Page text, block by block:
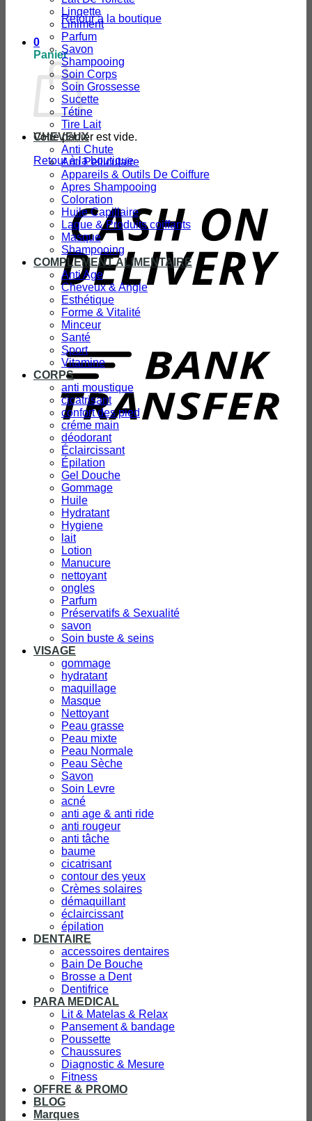
Retour à la boutique
0
Panier
Votre panier est vide.
Retour à la boutique
Lingette
Liniment
Parfum
Savon
Shampooing
Soin Corps
Soin Grossesse
Sucette
Tétine
Tire Lait
CHEVEUX
Anti Chute
Anti Pelliculaire
Appareils & Outils De Coiffure
Apres Shampooing
Coloration
Huile Capillaire
Laque & Produits coiffants
Masque
Shampooing
COMPLEMENT ALIMENTAIRE
Anti Age
Cheveux & Angle
Esthétique
Forme & Vitalité
Minceur
Santé
Sport
Vitamine
CORPS
anti moustique
cicatrisant
confort des pied
créme main
déodorant
Éclaircissant
Épilation
Gel Douche
Gommage
Huile
Hydratant
Hygiene
lait
Lotion
Manucure
nettoyant
ongles
Parfum
Préservatifs & Sexualité
savon
Soin buste & seins
VISAGE
gommage
hydratant
maquillage
Masque
Nettoyant
Peau grasse
Peau mixte
Peau Normale
Peau Sèche
Savon
Soin Levre
acné
anti age & anti ride
anti rougeur
anti tâche
baume
cicatrisant
contour des yeux
Crèmes solaires
démaquillant
éclaircissant
épilation
DENTAIRE
accessoires dentaires
Bain De Bouche
Brosse a Dent
Dentifrice
PARA MEDICAL
Lit & Matelas & Relax
Pansement & bandage
Poussette
Chaussures
Diagnostic & Mesure
Fitness
OFFRE & PROMO
BLOG
Marques